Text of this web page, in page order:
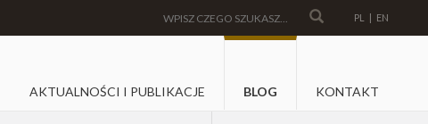
PL | EN
AKTUALNOŚCI I PUBLIKACJE BLOG KONTAKT